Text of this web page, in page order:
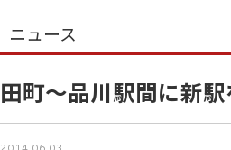
ニュース
田町～品川駅間に新